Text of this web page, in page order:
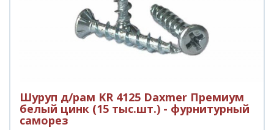
Шуруп д/рам KR 4125 Daxmer Премиум
белый цинк (15 тыс.шт.) - фурнитурный
саморез